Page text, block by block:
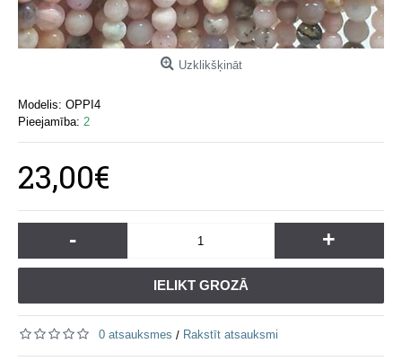
Uzklikšķināt
Modelis: OPPI4
Pieejamība: 2
23,00€
- +
IELIKT GROZĀ
0 atsauksmes / Rakstīt atsauksmi